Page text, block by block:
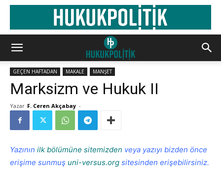
GEÇEN HAFTADAN MAKALE MANŞET
Marksizm ve Hukuk II
Yazar F. Ceren Akçabay -
Yazının ilk bölümüne sitemizden veya yazıyı bizden önce
erişime sunmuş uni-versus.org sitesinden erişebilirsiniz.